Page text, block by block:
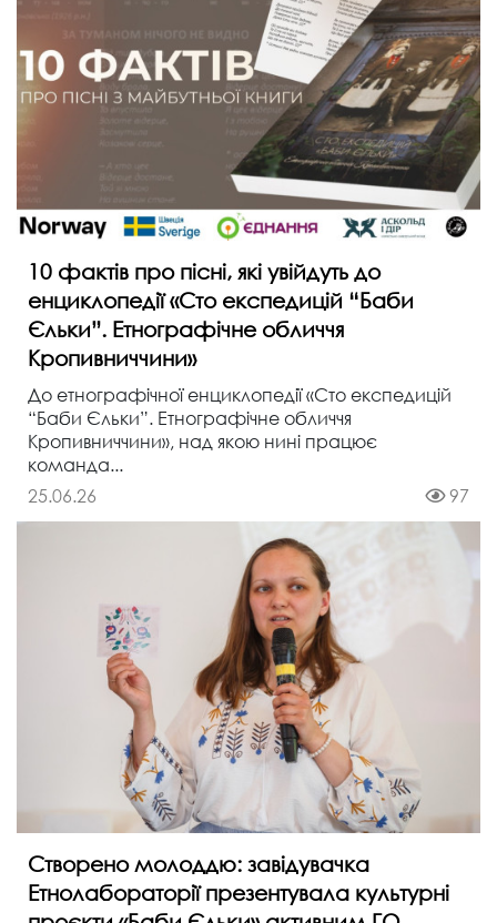
10 фактів про пісні, які увійдуть до
енциклопедії «Сто експедицій “Баби
Єльки”. Етнографічне обличчя
Кропивниччини»
До етнографічної енциклопедії «Сто експедицій
“Баби Єльки”. Етнографічне обличчя
Кропивниччини», над якою нині працює
команда...
25.06.26
97
Створено молоддю: завідувачка
Етнолабораторії презентувала культурні